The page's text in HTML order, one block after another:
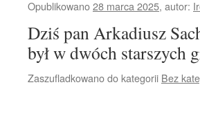
Opublikowano28 marca 2025, autor:
Dziś pan Arkadiusz
był w dwóch
Zaszufladkowano do kategorii Bez